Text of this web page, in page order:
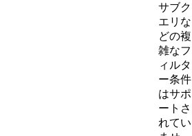
サブク
エリな
どの複
雑なフ
ィルタ
ー条件
はサポ
ートさ
れてい